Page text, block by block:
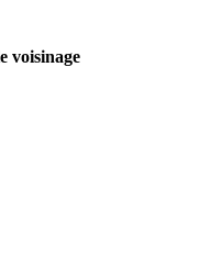
voisinage